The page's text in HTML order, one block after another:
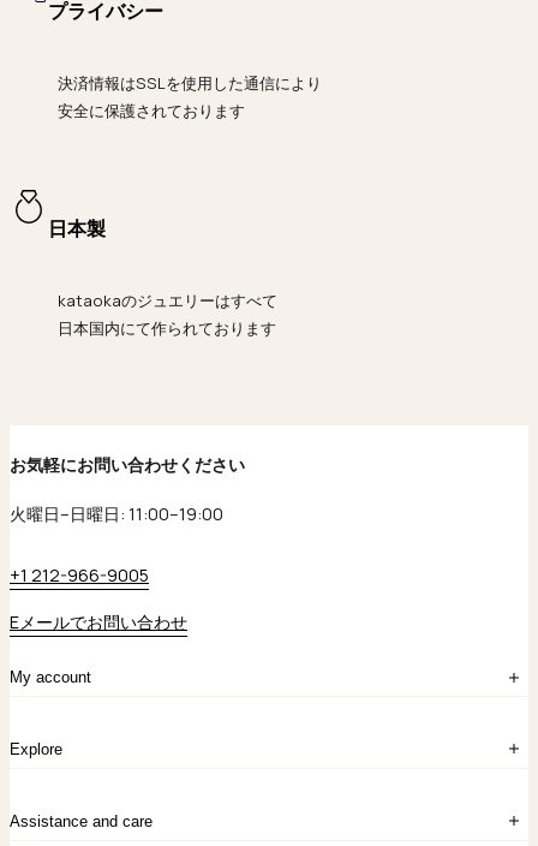
プライバシー
決済情報はSSLを使用した通信により
安全に保護されております
日本製
kataokaのジュエリーはすべて
日本国内にて作られております
My account
アカウント作成
お問い合わせ
Explore
kataokaについて
Chronicles
Assistance and care
お気軽にお問い合わせください
火曜日–日曜日: 11:00–19:00
+1 212-966-9005
Eメールでお問い合わせ